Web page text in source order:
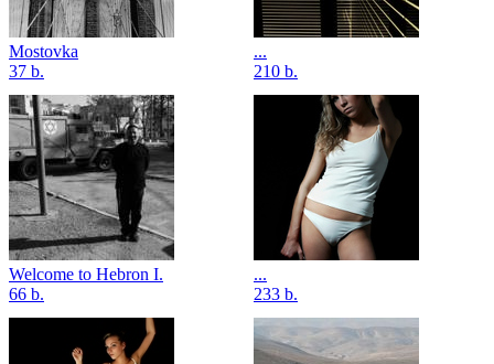
Mostovka
37 b.
...
210 b.
Welcome to Hebron I.
66 b.
...
233 b.